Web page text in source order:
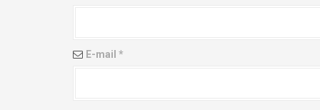
n E-mail *